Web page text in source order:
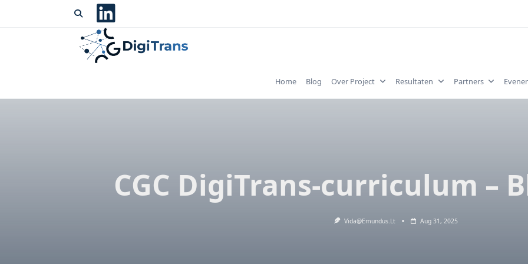
Home Blog Over Project Resultaten Partners
CGC DigiTrans-curriculum –
Vida@emundus.lt Aug 31, 2025